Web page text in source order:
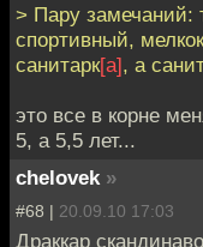
> Пару замечаний:
спортивный,
санитарк[а], а
это все в корне
5, а 5,5 лет...
chelovek »
#68 | 20.09.10 17:03
Драккар